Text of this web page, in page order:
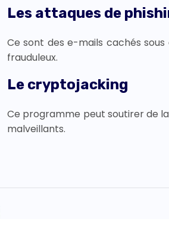
Les attaques de
Ce sont des e-mails cachés sous
frauduleux.
Le cryptojacking
Ce programme peut soutirer de
malveillants.